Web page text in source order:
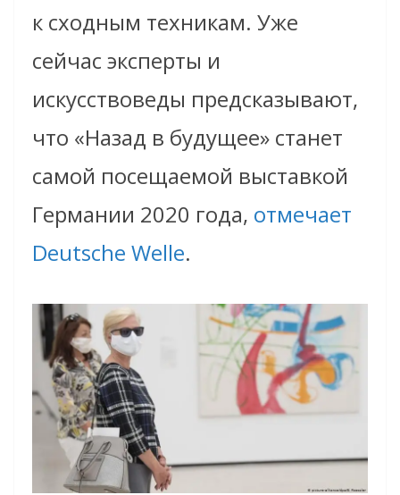
к сходным техникам. Уже
сейчас эксперты и
искусствоведы предсказывают,
что «Назад в будущее» станет
самой посещаемой выставкой
Германии 2020 года, отмечает
Deutsche Welle.